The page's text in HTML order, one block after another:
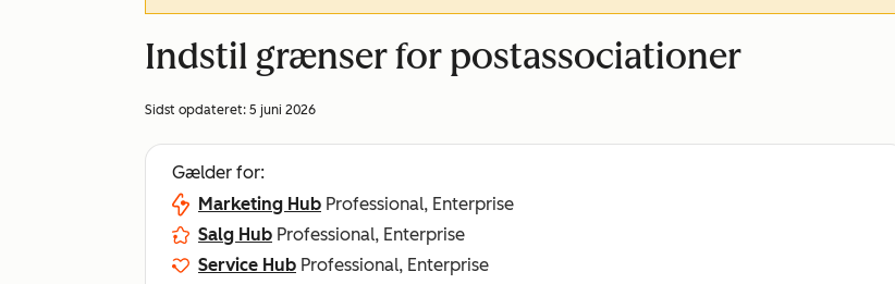
Indstil grænser for postassociationer
Sidst opdateret: 5 juni 2026
Gælder for:
Marketing Hub Professional, Enterprise
Salg Hub Professional, Enterprise
Service Hub Professional, Enterprise